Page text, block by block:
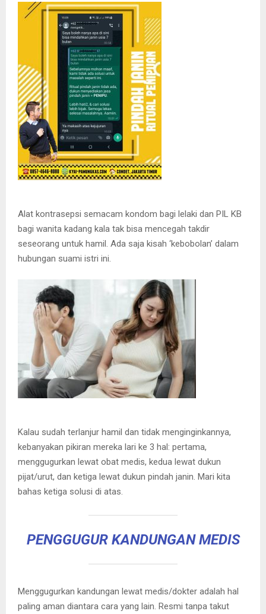
Alat kontrasepsi semacam kondom bagi lelaki dan PIL KB
bagi wanita kadang kala tak bisa mencegah takdir
seseorang untuk hamil. Ada saja kisah ‘kebobolan’ dalam
hubungan suami istri ini.
Kalau sudah terlanjur hamil dan tidak menginginkannya,
kebanyakan pikiran mereka lari ke 3 hal: pertama,
menggugurkan lewat obat medis, kedua lewat dukun
pijat/urut, dan ketiga lewat dukun pindah janin. Mari kita
bahas ketiga solusi di atas.
PENGGUGUR KANDUNGAN MEDIS
Menggugurkan kandungan lewat medis/dokter adalah hal
paling aman diantara cara yang lain. Resmi tanpa takut